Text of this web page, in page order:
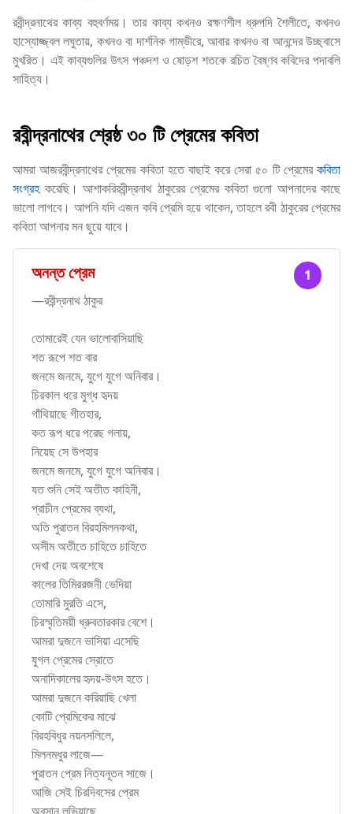
রবীন্দ্রনাথের কাব্য বহুবর্ণময়। তার কাব্য কখনও রক্ষণশীল ধ্রুপদি শৈলীতে, কখনও
হাস্যোজ্জ্বল লঘুতায়, কখনও বা দার্শনিক গাম্ভীরে, আবার কখনও বা আনন্দের উচ্ছ্বাসে
মুখরিত। এই কাব্যগুলির উৎস পঞ্চদশ ও ষোড়শ শতকে রচিত বৈষ্ণব কবিদের পদাবলি
সাহিত্য।
রবীন্দ্রনাথের শ্রেষ্ঠ ৩০ টি প্রেমের কবিতা
আমরা আজরবীন্দ্রনাথের প্রেমের কবিতা হতে বাছাই করে সেরা ৫০ টি প্রেমেরকবিতা
সংগ্রহকরেছি। আশাকরিরবীন্দ্রনাথ ঠাকুরের প্রেমের কবিতা গুলো আপনাদের কাছে
ভালো লাগবে। আপনি যদি এজন কবি প্রেমি হয়ে থাকেন, তাহলে রবী ঠাকুরের প্রেমের
কবিতা আপনার মন ছুয়ে যাবে।
1
অনন্ত প্রেম
—রবীন্দ্রনাথ ঠাকুর
তোমারেই যেন ভালোবাসিয়াছি
শত রূপে শত বার
জনমে জনমে, যুগে যুগে অনিবার।
চিরকাল ধরে মুগ্ধ হৃদয়
গাঁথিয়াছে গীতহার,
কত রূপ ধরে পরেছ গলায়,
নিয়েছ সে উপহার
জনমে জনমে, যুগে যুগে অনিবার।
যত শুনি সেই অতীত কাহিনী,
প্রাচীন প্রেমের ব্যথা,
অতি পুরাতন বিরহমিলনকথা,
অসীম অতীতে চাহিতে চাহিতে
দেখা দেয় অবশেষে
কালের তিমিররজনী ভেদিয়া
তোমারি মুরতি এসে,
চিরস্মৃতিময়ী ধ্রুবতারকার বেশে।
আমরা দুজনে ভাসিয়া এসেছি
যুগল প্রেমের স্রোতে
অনাদিকালের হৃদয়-উৎস হতে।
আমরা দুজনে করিয়াছি খেলা
কোটি প্রেমিকের মাঝে
বিরহবিধুর নয়নসলিলে,
মিলনমধুর লাজে—
পুরাতন প্রেম নিত্যনূতন সাজে।
আজি সেই চিরদিবসের প্রেম